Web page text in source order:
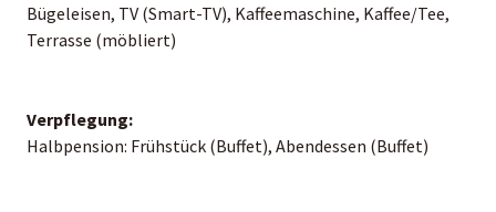
Bügeleisen, TV (Smart-TV), Kaffeemaschine, Kaffee/Tee,
Terrasse (möbliert)
Verpflegung:
Halbpension: Frühstück (Buffet), Abendessen (Buffet)